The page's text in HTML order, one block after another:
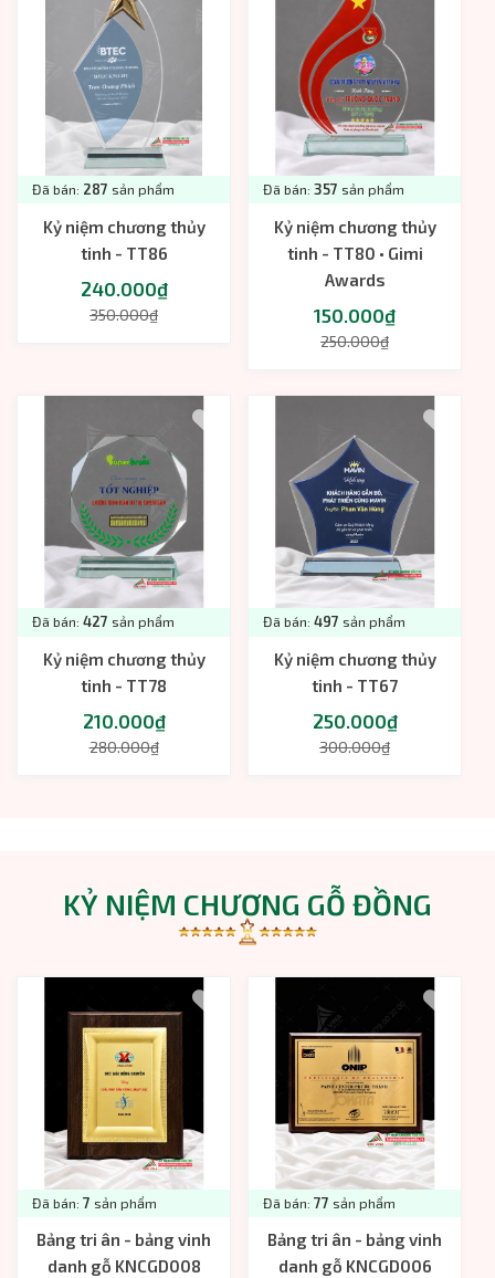
Đã bán: 287 sản phẩm
Kỷ niệm chương thủy
tinh - TT86
240.000₫
350.000₫
Đã bán: 357 sản phẩm
Kỷ niệm chương thủy
tinh - TT80 • Gimi
Awards
150.000₫
250.000₫
Đã bán: 427 sản phẩm
Kỷ niệm chương thủy
tinh - TT78
210.000₫
280.000₫
Đã bán: 497 sản phẩm
Kỷ niệm chương thủy
tinh - TT67
250.000₫
300.000₫
KỶ NIỆM CHƯƠNG GỖ ĐỒNG
Đã bán: 7 sản phẩm
Bảng tri ân - bảng vinh
danh gỗ KNCGD008
Đã bán: 77 sản phẩm
Bảng tri ân - bảng vinh
danh gỗ KNCGD006